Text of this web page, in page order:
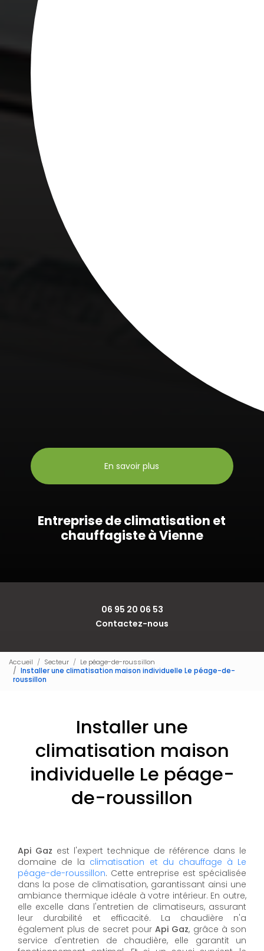
En savoir plus
Entreprise de climatisation et
chauffagiste à Vienne
06 95 20 06 53
Contactez-nous
Accueil Secteur
Le péage-de-roussillon
Installer une climatisation maison individuelle Le péage-de-
roussillon
Installer une
climatisation maison
individuelle Le péage-
de-roussillon
Api Gaz est l'expert technique de référence dans le
domaine de la climatisation et du chauffage à Le
péage-de-roussillon. Cette entreprise est spécialisée
dans la pose de climatisation, garantissant ainsi une
ambiance thermique idéale à votre intérieur. En outre,
elle excelle dans l'entretien de climatiseurs, assurant
leur durabilité et efficacité. La chaudière n'a
également plus de secret pourApi Gaz, grâce à son
service d'entretien de chaudière, elle garantit un